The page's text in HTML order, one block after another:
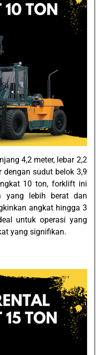
4,2 meter, lebar 2,2
dengan sudut belok 3,9
10 ton, forklift ini
yang lebih berat dan
angkat hingga 3
untuk operasi yang
yang signifikan.